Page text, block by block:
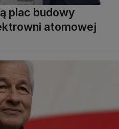
plac budowy
atomowej